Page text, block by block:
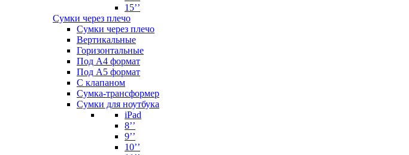
15’’
Сумки через плечо
Сумки через плечо
Вертикальные
Горизонтальные
Под А4 формат
Под А5 формат
С клапаном
Сумка-трансформер
Сумки для ноутбука
iPad
8’’
9’’
10’’